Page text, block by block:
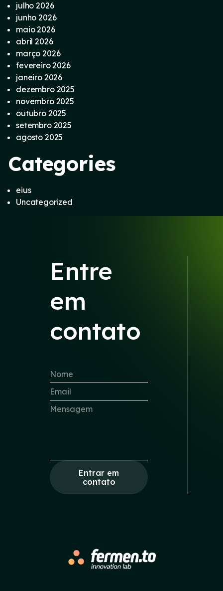
julho 2026
junho 2026
maio 2026
abril 2026
março 2026
fevereiro 2026
janeiro 2026
dezembro 2025
novembro 2025
outubro 2025
setembro 2025
agosto 2025
Categories
eius
Uncategorized
Entre
em
contato
Entrar em
contato